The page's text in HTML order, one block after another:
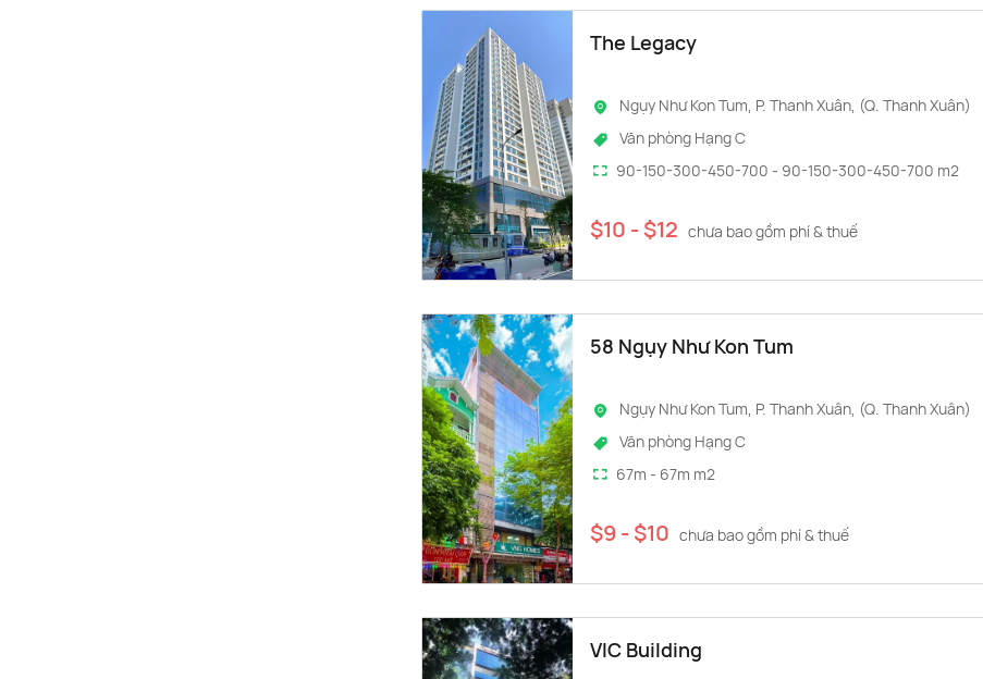
The Legacy
Ngụy Như Kon Tum, P. Thanh Xuân, (Q. Thanh Xuân)
Văn phòng Hạng C
90-150-300-450-700 - 90-150-300-450-700 m2
$10 - $12 chưa bao gồm phí & thuế
58 Ngụy Như Kon Tum
Ngụy Như Kon Tum, P. Thanh Xuân, (Q. Thanh Xuân)
Văn phòng Hạng C
67m - 67m m2
$9 - $10 chưa bao gồm phí & thuế
VIC Building